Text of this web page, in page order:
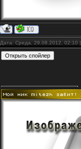
Дата: Среда, 29.08.2012,